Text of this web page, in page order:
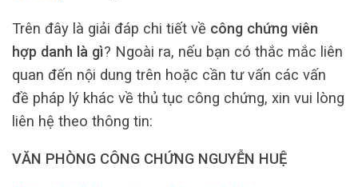
Trên đây là giải đáp chi tiết về công chứng viên
hợp danh là gì? Ngoài ra, nếu bạn có thắc mắc liên
quan đến nội dung trên hoặc cần tư vấn các vấn
đề pháp lý khác về thủ tục công chứng, xin vui lòng
liên hệ theo thông tin:
VĂN PHÒNG CÔNG CHỨNG NGUYỄN HUỆ